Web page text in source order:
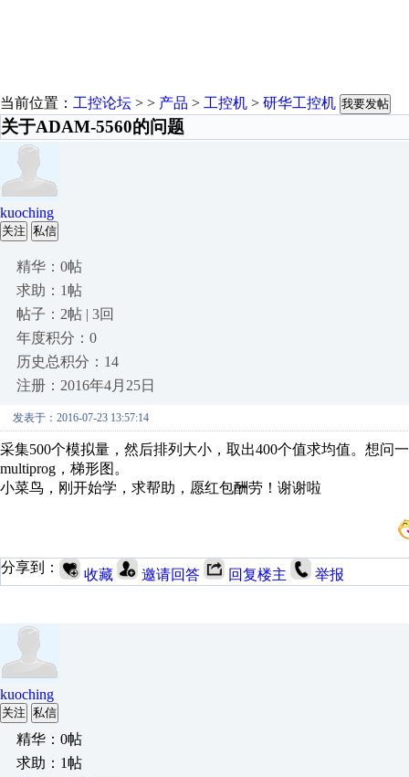
当前位置： 工控论坛 > > 产品 > 工控机 > 研华工控机 我要发帖
关于ADAM-5560的问题
kuoching
关注 私信
精华：0帖
求助：1帖
帖子：2帖 | 3回
年度积分：0
历史总积分：14
注册：2016年4月25日
发表于：2016-07-23 13:57:14
采集500个模拟量，然后排列大小，取出400个值求均值。想问
multiprog，梯形图。
小菜鸟，刚开始学，求帮助，愿红包酬劳！谢谢啦
分享到： 收藏 邀请回答 回复楼主 举报
kuoching
关注 私信
精华：0帖
求助：1帖